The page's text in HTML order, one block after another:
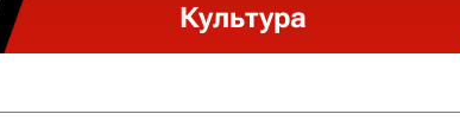
Культура